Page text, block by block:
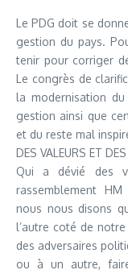
Le PDG doit se
gestion du pays.
tenir pour corriger
Le congrès de
la modernisation
gestion ainsi que
et du reste mal
DES VALEURS ET
Qui a dévié des
rassemblement
nous nous disons
l’autre coté de
des adversaires
ou à un autre,